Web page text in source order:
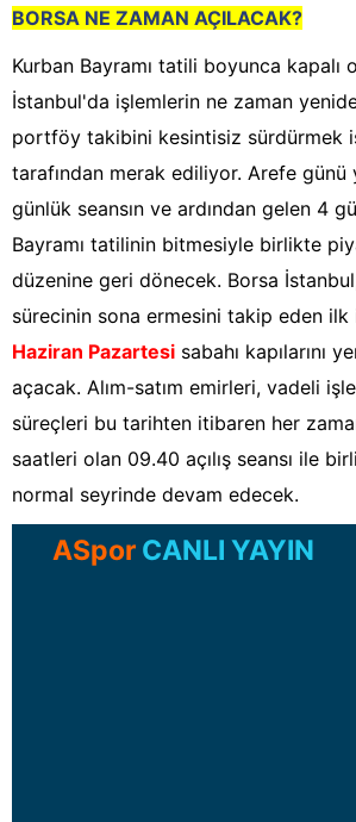
BORSA NE ZAMAN AÇILACAK?
Kurban Bayramı tatili boyunca kapalı
İstanbul'da işlemlerin ne zaman
portföy takibini kesintisiz sürdürmek
tarafından merak ediliyor. Arefe günü
günlük seansın ve ardından gelen 4
Bayramı tatilinin bitmesiyle birlikte
düzenine geri dönecek. Borsa
sürecinin sona ermesini takip eden ilk
Haziran Pazartesi sabahı kapılarını
açacak. Alım-satım emirleri, vadeli
süreçleri bu tarihten itibaren her
saatleri olan 09.40 açılış seansı ile
normal seyrinde devam edecek.
ASpor CANLI YAYIN